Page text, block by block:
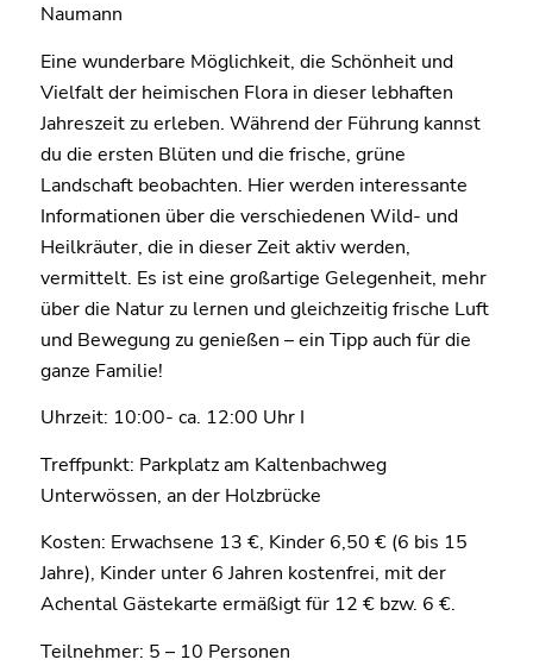
Naumann
Eine wunderbare Möglichkeit, die Schönheit und
Vielfalt der heimischen Flora in dieser lebhaften
Jahreszeit zu erleben. Während der Führung kannst
du die ersten Blüten und die frische, grüne
Landschaft beobachten. Hier werden interessante
Informationen über die verschiedenen Wild- und
Heilkräuter, die in dieser Zeit aktiv werden,
vermittelt. Es ist eine großartige Gelegenheit, mehr
über die Natur zu lernen und gleichzeitig frische Luft
und Bewegung zu genießen – ein Tipp auch für die
ganze Familie!
Uhrzeit: 10:00- ca. 12:00 Uhr I
Treffpunkt: Parkplatz am Kaltenbachweg
Unterwössen, an der Holzbrücke
Kosten: Erwachsene 13 €, Kinder 6,50 € (6 bis 15
Jahre), Kinder unter 6 Jahren kostenfrei, mit der
Achental Gästekarte ermäßigt für 12 € bzw. 6 €.
Teilnehmer: 5 – 10 Personen